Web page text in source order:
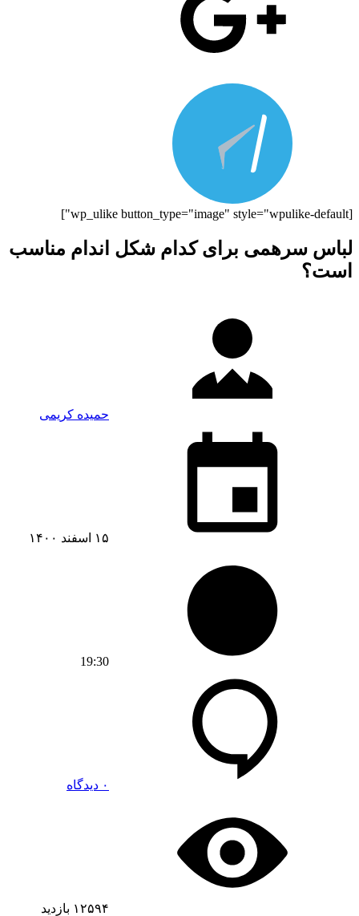
[wp_ulike button_type="image" style="wpulike-default"]
لباس سرهمی برای کدام شکل اندام مناسب
است؟
حمیده کریمی
۱۵ اسفند ۱۴۰۰
19:30
۰ دیدگاه
۱۲۵۹۴ بازدید